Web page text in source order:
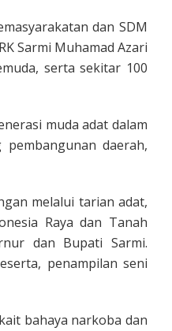
dan SDM
Sarmi Muhamad Azari
serta sekitar 100
muda adat dalam
daerah,
melalui tarian adat,
Raya dan Tanah
dan Bupati Sarmi.
penampilan seni
bahaya narkoba dan